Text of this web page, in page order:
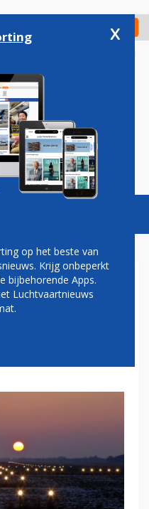
Check in
Vacatures
x
op het beste van
Krijg onbeperkt
bijbehorende Apps.
Luchtvaartnieuws